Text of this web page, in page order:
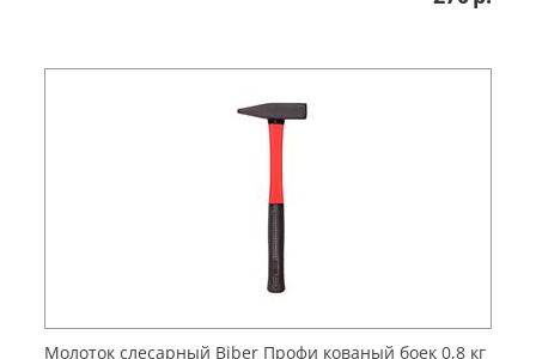
Молоток слесарный Biber Профи кованый боек 0,8 кг